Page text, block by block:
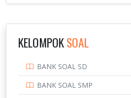
KELOMPOKSOAL
BANK SOAL SD
BANK SOAL SMP